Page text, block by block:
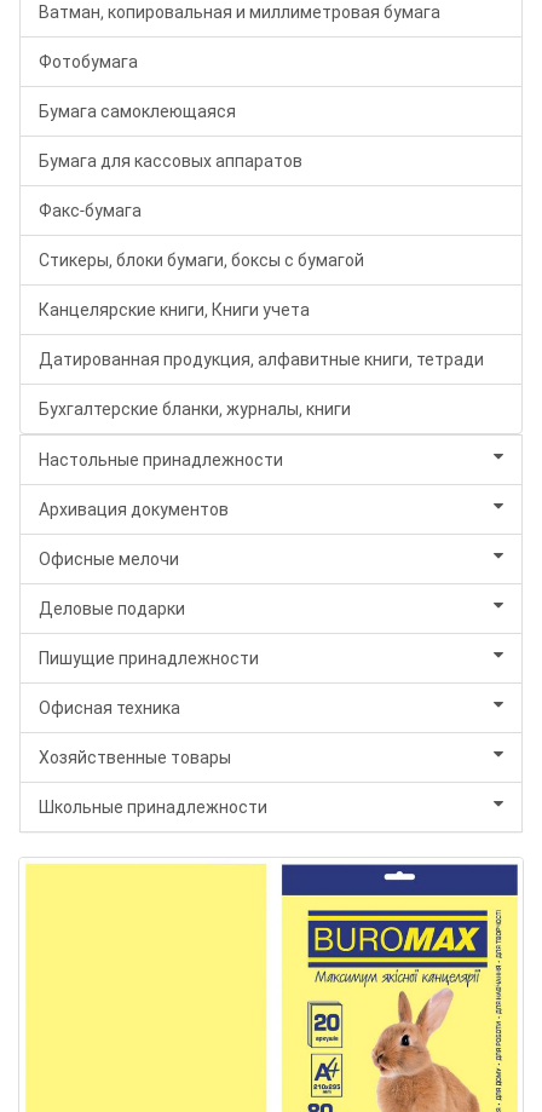
Ватман, копировальная и миллиметровая бумага
Фотобумага
Бумага самоклеющаяся
Бумага для кассовых аппаратов
Факс-бумага
Стикеры, блоки бумаги, боксы с бумагой
Канцелярские книги, Книги учета
Датированная продукция, алфавитные книги, тетради
Бухгалтерские бланки, журналы, книги
Настольные принадлежности
Архивация документов
Офисные мелочи
Деловые подарки
Пишущие принадлежности
Офисная техника
Хозяйственные товары
Школьные принадлежности